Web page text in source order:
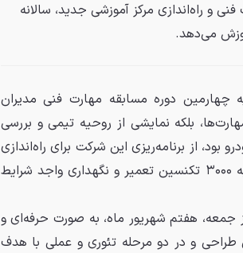
و راه‌اندازی مرکز آموزشی جدید، سالانه
چهارمین دوره مسابقه مهارت فنی مدیران
بلکه نمایشی از روحیه تیمی و بررسی
از برنامه‌ریزی این شرکت برای راه‌اندازی
یک مرکز آموزش محلی خبر داد که قرار است سالانه به ۳۰۰۰ تکنسین تعمیر و نگهداری واجد شرایط
جمعه، هفتم شهریور ماه، به صورت حرفه‌ای و
طراحی و در دو مرحله تئوری و عملی با هدف